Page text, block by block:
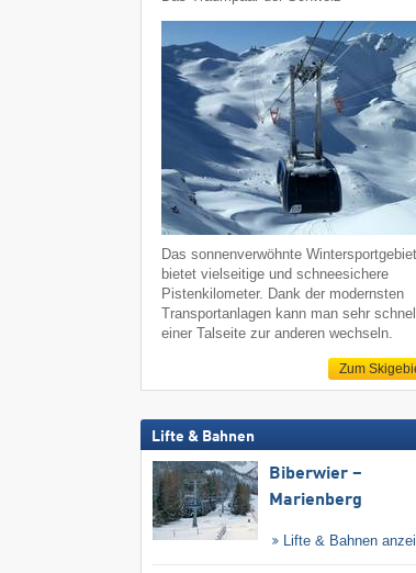
Das sonnenverwöhnte Wintersportgebiet
bietet vielseitige und schneesichere
Pistenkilometer. Dank der modernsten
Transportanlagen kann man sehr
einer Talseite zur anderen wechseln.
Zum
Lifte & Bahnen
Biberwier –
Marienberg
Lifte & Bahnen